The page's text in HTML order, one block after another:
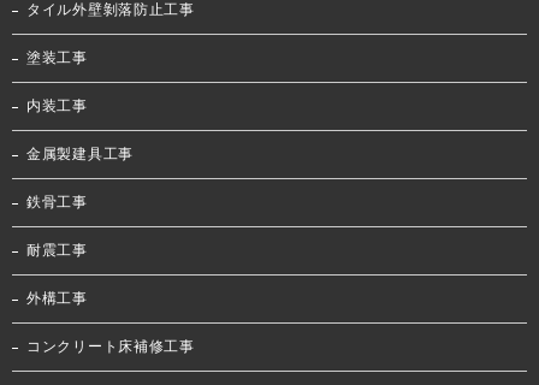
タイル外壁剝落防止工事
塗装工事
内装工事
金属製建具工事
鉄骨工事
耐震工事
外構工事
コンクリート床補修工事